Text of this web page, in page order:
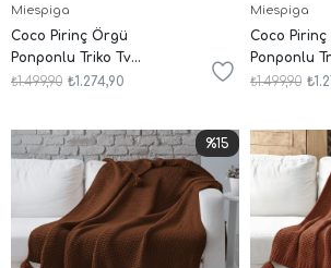
Miespiga
Coco Pirinç Örgü
Ponponlu Triko Tv
Battaniyesi Throw Koltuk
₺1.274,90
₺1.499,90
Miespiga
Coco Pirinç
Ponponlu
Battaniyesi
₺1.499,90
%15